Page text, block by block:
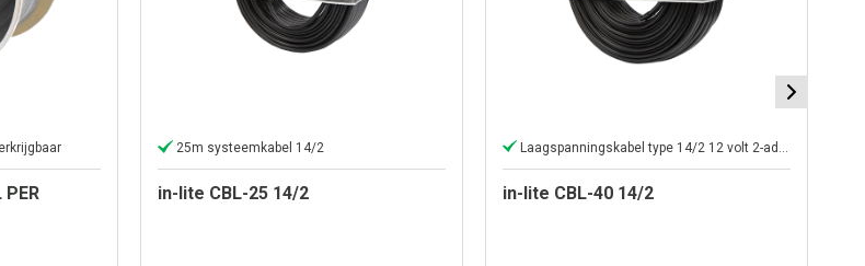
25m systeemkabel 14/2
in-lite CBL-25 14/2
Laagspanningskabel type 14/2 12 volt 2-aderig.
in-lite CBL-40 14/2